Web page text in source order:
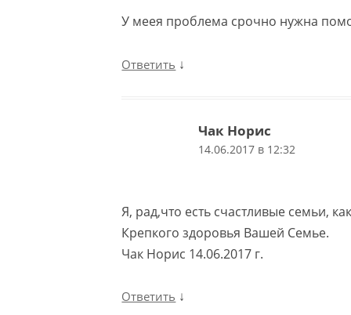
У меея проблема срочно нужна
Ответить ↓
Чак Норис
14.06.2017 в 12:32
Я, рад,что есть счастливые семьи,
Крепкого здоровья Вашей Семье.
Чак Норис 14.06.2017 г.
Ответить ↓